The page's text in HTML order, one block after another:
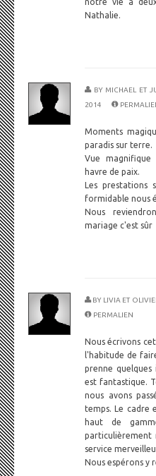
Nathalie.
BY MICHAEL ET
2014
Moments
paradis sur terre.
Vue
havre de paix.
Les prestations
formidable nous
Nous
mariage c'est sûr
BY LIVIA ET
PERMALIEN
Nous écrivons
l'habitude de
prenne
est fantastique.
nous avons
temps. Le cadre
haut de
service
Nous espérons y